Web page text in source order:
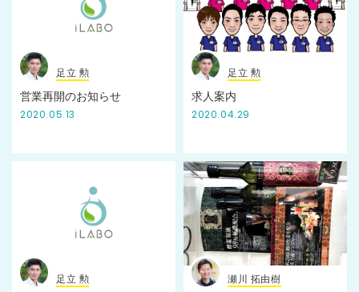
足立 勲
営業再開のお知らせ
2020.05.13
足立 勲
求人案内
2020.04.29
足立 勲 瀬川 拓由樹